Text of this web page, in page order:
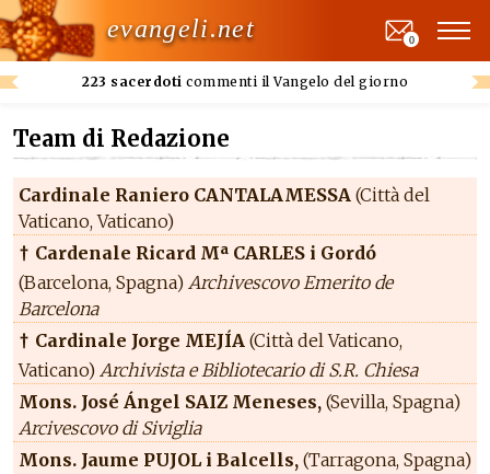
evangeli.net
223 sacerdoti commenti il Vangelo del giorno
0
Team di Redazione
Cardinale Raniero CANTALAMESSA (Città del
Vaticano, Vaticano)
† Cardenale Ricard Mª CARLES i Gordó
(Barcelona, Spagna) Archivescovo Emerito de
Barcelona
† Cardinale Jorge MEJÍA (Città del Vaticano,
Vaticano) Archivista e Bibliotecario di S.R. Chiesa
Mons. José Ángel SAIZ Meneses, (Sevilla, Spagna)
Arcivescovo di Siviglia
Mons. Jaume PUJOL i Balcells, (Tarragona, Spagna)